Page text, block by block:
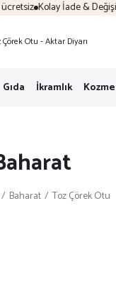
Kolay İade & Değişim
Gıda İkramlık
Baharat Toz Çörek Otu